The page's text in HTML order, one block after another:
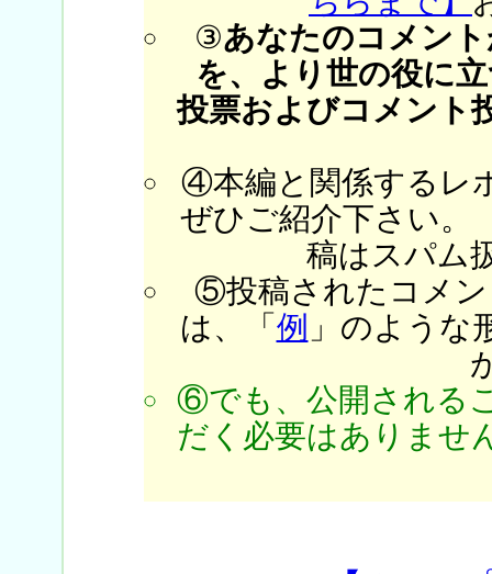
③あなたのコメン
を、より世の役に
投票およびコメント
④本編と関係するレ
ぜひご紹介下さい。
稿はスパム
⑤投稿されたコメン
は、「 例 」のような
⑥でも、公開される
だく必要はありませ